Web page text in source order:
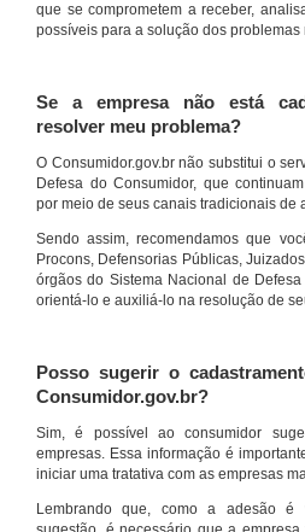
que se comprometem a receber,
possíveis para a solução dos
Se a empresa não está
resolver meu problema?
O Consumidor.gov.br não substitui o
Defesa do Consumidor, que
por meio de seus canais tradicionais de
Sendo assim, recomendamos que
Procons, Defensorias Públicas,
órgãos do Sistema Nacional de
orientá-lo e auxiliá-lo na resolução de
Posso sugerir o
Consumidor.gov.br?
Sim, é possível ao consumidor
empresas. Essa informação é
iniciar uma tratativa com as empresas
Lembrando que, como a adesão é